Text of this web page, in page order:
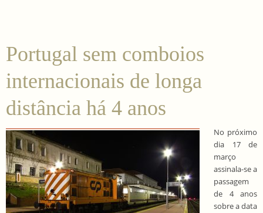
Portugal sem comboios
internacionais de longa
distância há 4 anos
No próximo
dia 17 de
março
assinala-se a
passagem
de 4 anos
sobre a data